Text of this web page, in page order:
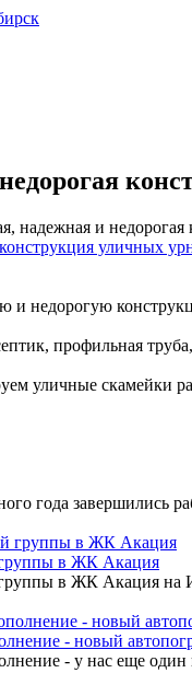
надежная и
и недорогую
профильная
уличные скамейки
года
в ЖК Акация
в ЖК Акация на
- новый
- у нас еще